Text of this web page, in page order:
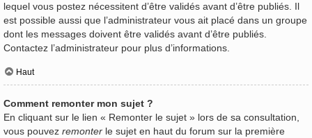
lequel vous postez nécessitent d’être validés avant d’être publiés. Il
est possible aussi que l’administrateur vous ait placé dans un groupe
dont les messages doivent être validés avant d’être publiés.
Contactez l’administrateur pour plus d’informations.
Haut
Comment remonter mon sujet ?
En cliquant sur le lien « Remonter le sujet » lors de sa consultation,
vous pouvez remonter le sujet en haut du forum sur la première